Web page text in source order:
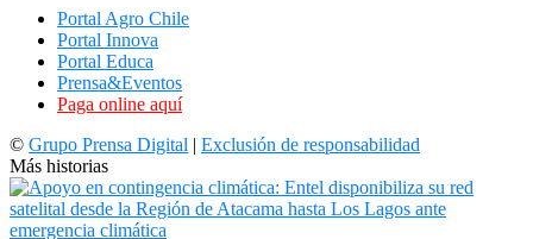
Portal Agro Chile
Portal Innova
Portal Educa
Prensa&Eventos
Paga online aquí
© Grupo Prensa Digital
Exclusión de responsabilidad
Más historias